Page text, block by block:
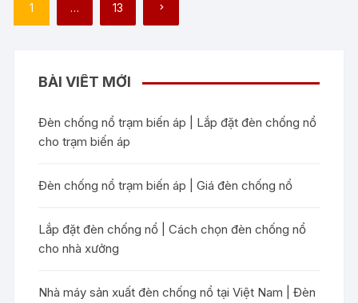
trang
bài
1 … 13
BÀI VIẾT MỚI
Đèn chống nổ trạm biến áp | Lắp đặt đèn chống nổ
cho trạm biến áp
Đèn chống nổ trạm biến áp | Giá đèn chống nổ
Lắp đặt đèn chống nổ | Cách chọn đèn chống nổ
cho nhà xưởng
Nhà máy sản xuất đèn chống nổ tại Việt Nam | Đèn